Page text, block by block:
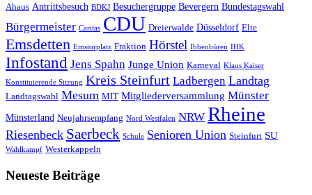
Ahaus Antrittsbesuch BDKJ Besuchergruppe Bevergern Bundestagswahl
Bürgermeister Caritas CDU Dreierwalde Düsseldorf Elte
Emsdetten Emstorplatz Fraktion Hörstel Ibbenbüren IHK
Infostand Jens Spahn Junge Union Karneval Klaus Kaiser
Konstituierende Sitzung Kreis Steinfurt Ladbergen Landtag
Landtagswahl Mesum MIT Mitgliederversammlung Münster
Münsterland Neujahrsempfang Nord Westfalen NRW Rheine
Riesenbeck Saerbeck Schule Senioren Union Steinfurt SU
Wahlkampf Westerkappeln
Neueste Beiträge